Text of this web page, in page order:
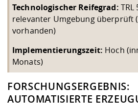
FORSCHUNGSERGEBNIS:
AUTOMATISIERTE
Technologischer Reifegrad: TRL
relevanter Umgebung überprüft
vorhanden)
Implementierungszeit: Hoch
Monats)